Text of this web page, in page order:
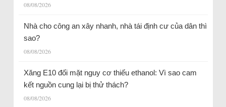
08/08/2026
Nhà cho công an xây nhanh, nhà tái định cư của dân thì
sao?
08/08/2026
Xăng E10 đối mặt nguy cơ thiếu ethanol: Vì sao cam
kết nguồn cung lại bị thử thách?
08/08/2026